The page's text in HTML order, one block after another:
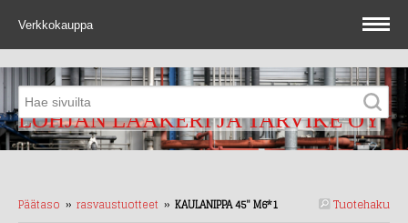
Verkkokauppa
LOHJAN LAAKERI JA TARVIKE OY
Tuotehaku
Päätaso ›› rasvaustuotteet ›› KAULANIPPA 45" M6*1